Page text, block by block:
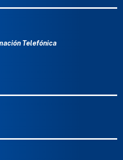
Telefónica